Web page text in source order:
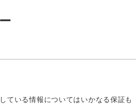
ている情報についてはいかなる保証も